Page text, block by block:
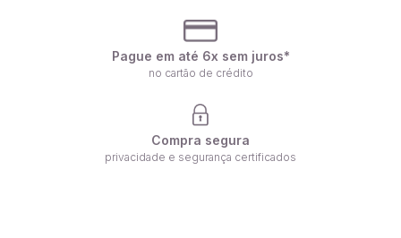
Pague em até 6x sem juros*
no cartão de crédito
Compra segura
privacidade e segurança certificados